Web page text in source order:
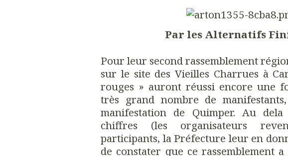
Par les Alternatifs
Pour leur second rassemblement
sur le site des Vieilles Charrues à
rouges » auront réussi encore une
très grand nombre de
manifestation de Quimper. Au
chiffres (les organisateurs
participants, la Préfecture leur en
de constater que ce rassemblement